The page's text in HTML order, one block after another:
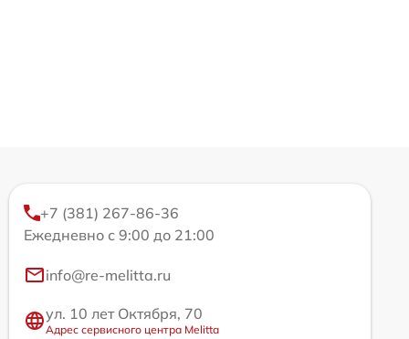
+7 (381) 267-86-36
Ежедневно с 9:00 до 21:00
info@re-melitta.ru
ул. 10 лет Октября, 70
Адрес сервисного центра Melitta